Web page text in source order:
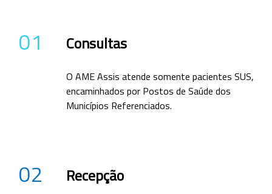
01 Consultas
O AME Assis atende somente pacientes SUS,
encaminhados por Postos de Saúde dos
Municípios Referenciados.
02 Recepção